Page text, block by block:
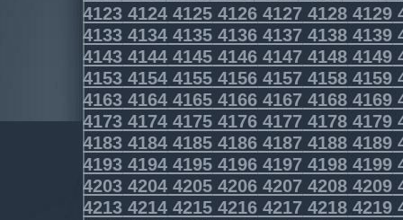
4123 4124 4125 4126 4127 4128 4129
4133 4134 4135 4136 4137 4138 4139
4143 4144 4145 4146 4147 4148 4149
4153 4154 4155 4156 4157 4158 4159
4163 4164 4165 4166 4167 4168 4169
4173 4174 4175 4176 4177 4178 4179
4183 4184 4185 4186 4187 4188 4189
4193 4194 4195 4196 4197 4198 4199
4203 4204 4205 4206 4207 4208 4209
4213 4214 4215 4216 4217 4218 4219